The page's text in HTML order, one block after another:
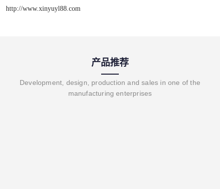
http://www.xinyuyl88.com
产品推荐
Development, design, production and sales in one of the
manufacturing enterprises